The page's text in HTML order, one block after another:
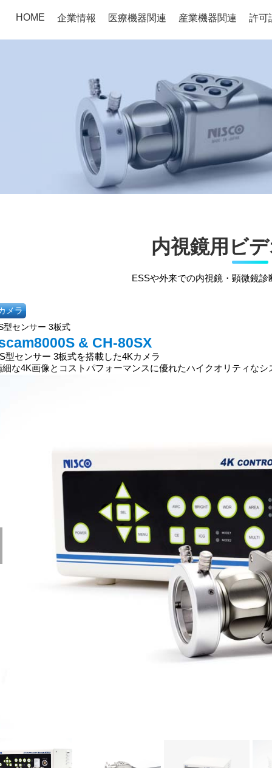
HOME 企業情報 医療機器関連 産業機器関連 許可
内視鏡用ビ
ESSや外来での内視鏡・顕微鏡
メラ
型センサー 3板式
& CH-80SX
型センサー 3板式を搭載した4Kカメラ
細な4K画像とコストパフォーマンスに優れたハイクオリティなシ